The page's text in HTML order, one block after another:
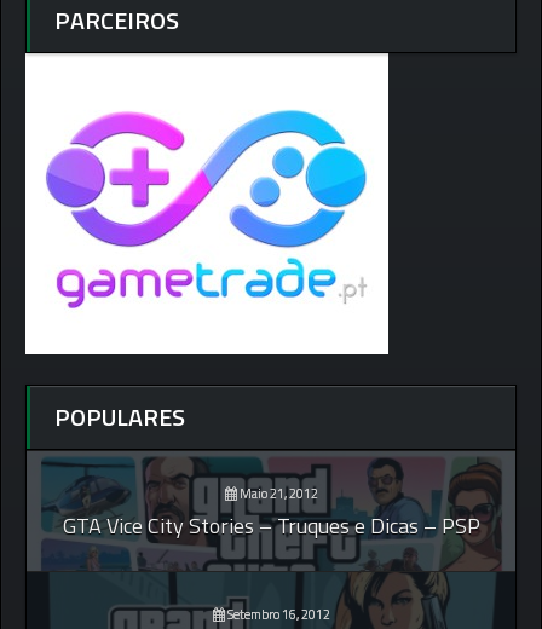
PARCEIROS
POPULARES
Maio 21, 2012
GTA Vice City Stories – Truques e Dicas – PSP
Setembro 16, 2012